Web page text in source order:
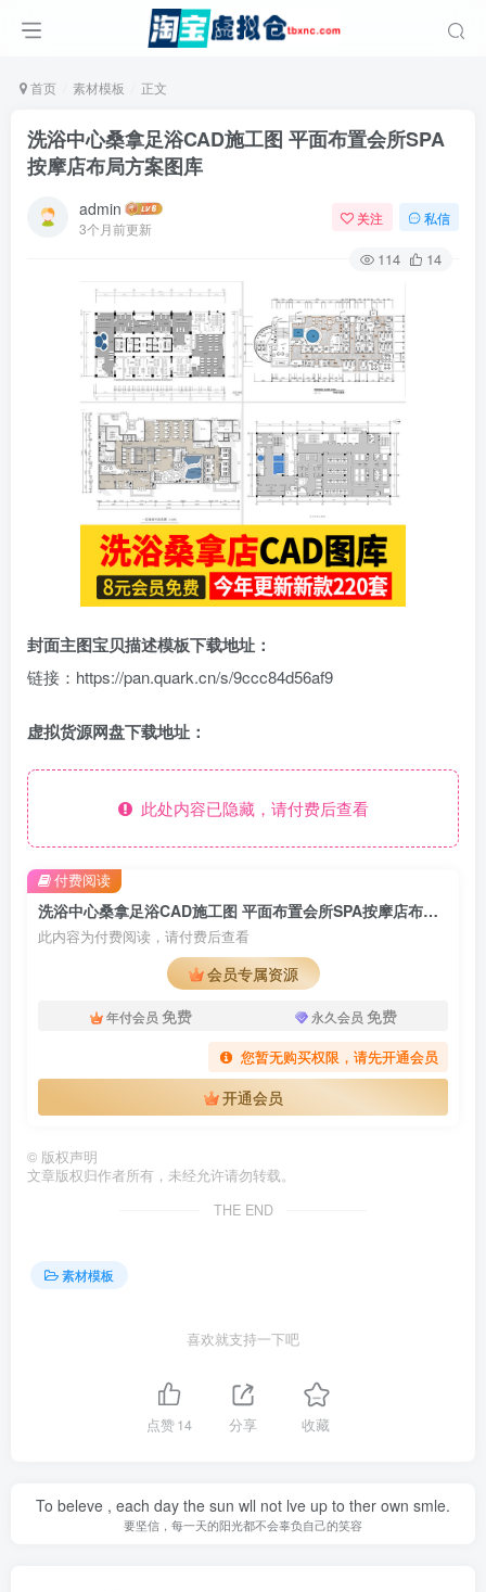
首页 素材模板 正文
洗浴中心桑拿足浴CAD施工图 平面布置会所SPA
按摩店布局方案图库
admin
3个月前更新
关注 私信
114 14
封面主图宝贝描述模板下载地址：
链接：https://pan.quark.cn/s/9ccc84d56af9
虚拟货源网盘下载地址：
此处内容已隐藏，请付费后查看
洗浴中心桑拿足浴CAD施工图 平面布置会所SPA按摩店布局方案图库
此内容为付费阅读，请付费后查看
会员专属资源
年付会员 免费 永久会员 免费
您暂无购买权限，请先开通会员
开通会员
付费阅读
© 版权声明
文章版权归作者所有，未经允许请勿转载。
THE END
素材模板
喜欢就支持一下吧
点赞14 分享 收藏
To beleve , each day the sun wll not lve up to ther own smle.
要坚信，每一天的阳光都不会辜负自己的笑容